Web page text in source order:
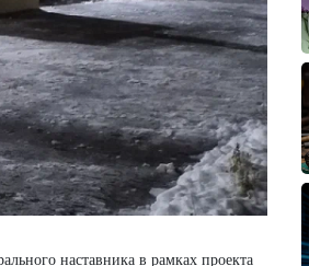
наставника в рамках проекта